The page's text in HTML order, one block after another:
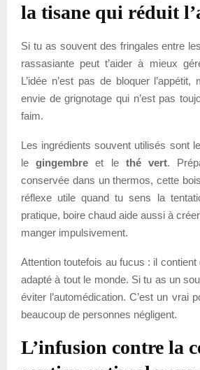
la tisane qui réduit
Si tu as souvent des fringales entre
rassasiante peut t’aider à mieux
L’idée n’est pas de bloquer
envie de grignotage qui n’est pas
faim.
Les ingrédients souvent utilisés sont le
legingembre et le thé vert.
conservée dans un thermos, cette
réflexe utile quand tu sens la
pratique, boire chaud aide aussi à
manger impulsivement.
Attention toutefois au fucus : il contient
adapté à tout le monde. Si tu as un
éviter l’automédication. C’est un vrai
beaucoup de personnes négligent.
L’infusion contre la